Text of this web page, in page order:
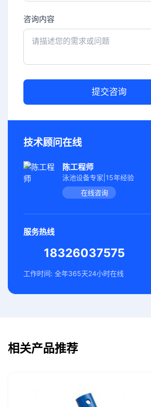
咨询内容
提交咨询
技术顾问在线
陈工程师
泳池设备专家|15年经验
在线咨询
服务热线
18326037575
工作时间: 全年365天24小时在线
相关产品推荐